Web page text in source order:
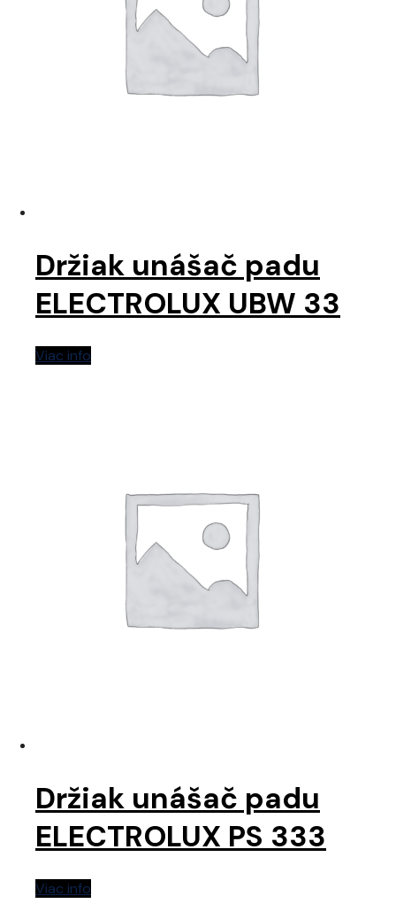
Držiak unášač padu
ELECTROLUX UBW 33
Viac info
Držiak unášač padu
ELECTROLUX PS 333
Viac info